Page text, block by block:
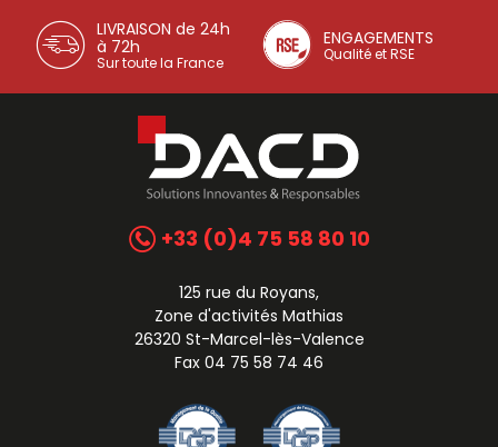
LIVRAISON de 24h
à 72h
Sur toute la France
ENGAGEMENTS
Qualité et RSE
+33 (0)4 75 58 80 10
125 rue du Royans,
Zone d'activités Mathias
26320 St-Marcel-lès-Valence
Fax 04 75 58 74 46